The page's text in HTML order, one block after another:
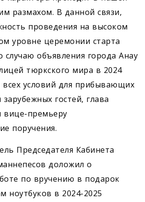
размахом. В данной связи,
проведения на высоком
уровне церемонии старта
случаю объявления города Анау
тюркского мира в 2024
всех условий для прибывающих
гостей, глава
вице-премьеру
поручения.
Председателя Кабинета
доложил о
по вручению в подарок
ноутбуков в 2024-2025